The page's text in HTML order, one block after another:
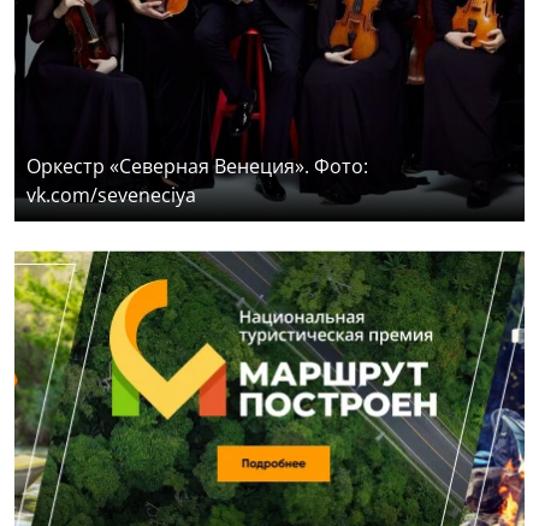
Оркестр «Северная Венеция». Фото:
vk.com/seveneciya